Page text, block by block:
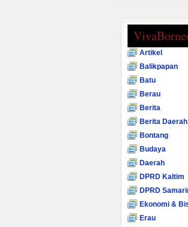
Artikel
Balikpapan
Batu
Berau
Berita
Berita Daerah
Bontang
Budaya
Daerah
DPRD Kaltim
DPRD
Ekonomi &
Erau